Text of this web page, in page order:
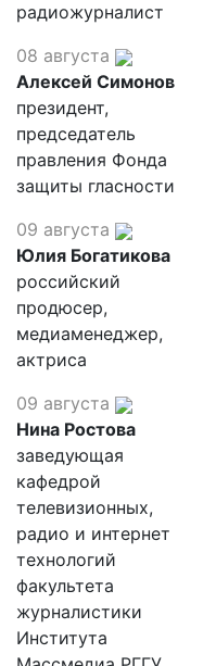
радиожурналист
08 августа
Алексей Симонов
президент,
председатель
правления Фонда
защиты гласности
09 августа
Юлия Богатикова
российский
продюсер,
медиаменеджер,
актриса
09 августа
Нина Ростова
заведующая
кафедрой
телевизионных,
радио и интернет
технологий
факультета
журналистики
Института